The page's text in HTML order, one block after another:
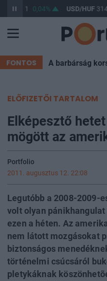
363,31 0,04% USD/HUF
FONTOS
ELŐFIZETŐI TARTALOM
Elképesztő
mögött az
Portfolio
2011. augusztus 12. 22:08
Legutóbb a 2008-2009-
volt olyan
ezen a héten. Az
nem látott mozgásokat
biztonságos
történelmi csúcsáról
pletykáknak